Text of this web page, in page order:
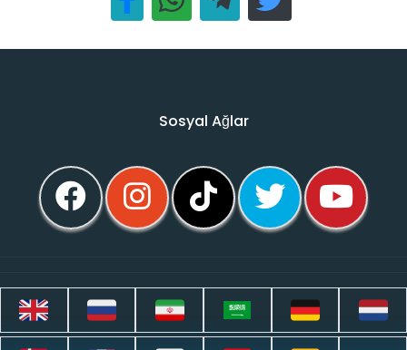
Sosyal Ağlar